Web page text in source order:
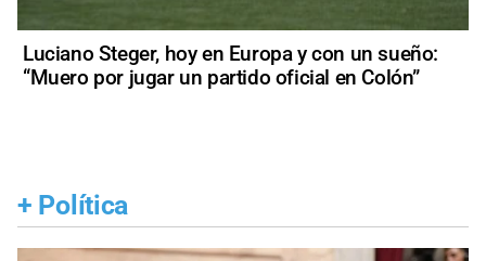
Luciano Steger, hoy en Europa y con un sueño:
“Muero por jugar un partido oficial en Colón”
+ Política